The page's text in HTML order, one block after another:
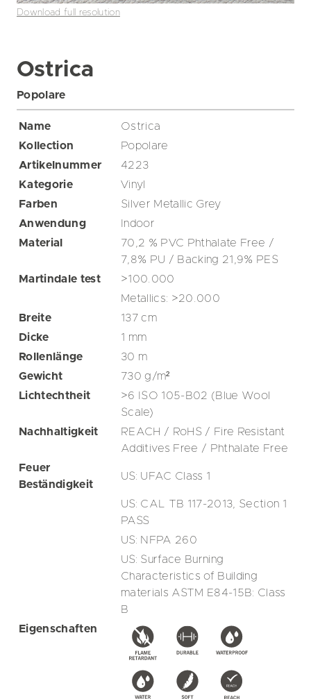
Download full resolution
Ostrica
Popolare
Name
Ostrica
Kollection
Popolare
Artikelnummer
4223
Kategorie
Vinyl
Farben
Silver Metallic Grey
Anwendung
Indoor
Material
70,2 % PVC Phthalate Free /
7,8% PU / Backing 21,9% PES
Martindale test
>100.000
Metallics: >20.000
Breite
137cm
Dicke
1 mm
Rollenlänge
30 m
Gewicht
730g/m²
Lichtechtheit
>6 ISO 105-B02 (Blue Wool
Scale)
Nachhaltigkeit
REACH / RoHS / Fire Resistant
Additives Free / Phthalate Free
Feuer
Beständigkeit
US: UFAC Class 1
US: CAL TB 117-2013, Section 1
PASS
US: NFPA 260
US: Surface Burning
Characteristics of Building
materials ASTM E84-15B: Class
B
Eigenschaften